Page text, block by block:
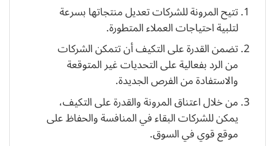
تتيح المرونة للشركات تعديل منتجاتها بسرعة
لتلبية احتياجات العملاء المتطورة.
تضمن القدرة على التكيف أن تتمكن الشركات
من الرد بفعالية على التحديات غير المتوقعة
والاستفادة من الفرص الجديدة.
من خلال اعتناق المرونة والقدرة على التكيف،
يمكن للشركات البقاء في المنافسة والحفاظ على
موقع قوي في السوق.